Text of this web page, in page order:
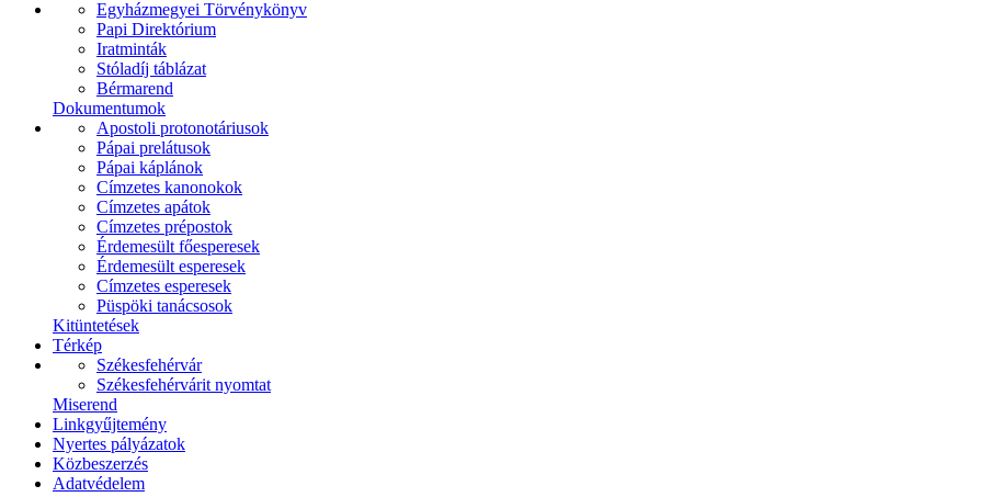
Egyházmegyei Törvénykönyv
Papi Direktórium
Iratminták
Stóladíj táblázat
Bérmarend
Dokumentumok
Apostoli protonotáriusok
Pápai prelátusok
Pápai káplánok
Címzetes kanonokok
Címzetes apátok
Címzetes prépostok
Érdemesült főesperesek
Érdemesült esperesek
Címzetes esperesek
Püspöki tanácsosok
Kitüntetések
Térkép
Székesfehérvár
Székesfehérvárit nyomtat
Miserend
Linkgyűjtemény
Nyertes pályázatok
Közbeszerzés
Adatvédelem